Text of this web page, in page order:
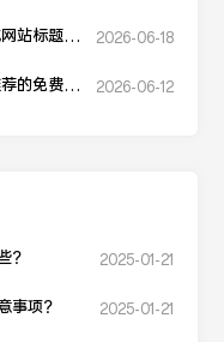
站标题提
2026-06-18
的免费
2026-06-12
？ 2025-01-21
事项？ 2025-01-21